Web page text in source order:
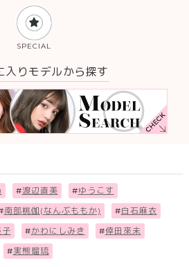
SPECIAL
入りモデルから探す
#渡辺直美 #ゆうこす
南部桃伽(なんぶももか) #白石麻衣
#かわにしみき #倖田來未
#実熊瑠琉